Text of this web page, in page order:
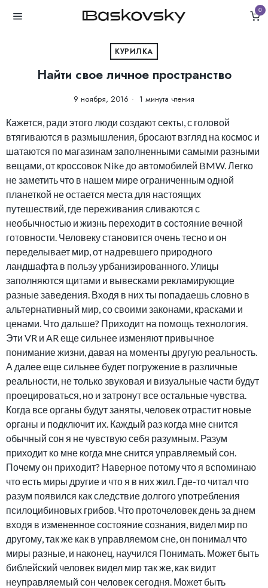
0
КУРИЛКА
Найти свое личное пространство
9 ноября, 2016 1 минута чтения
Кажется, ради этого люди создают секты, с головой
втягиваются в размышления, бросают взгляд на космос и
шатаются по магазинам заполненными самыми разными
вещами, от кроссовок Nike до автомобилей BMW. Легко
не заметить что в нашем мире ограниченным одной
планеткой не остается места для настоящих
путешествий, где переживания сливаются с
необычностью и жизнь переходит в состояние вечной
готовности. Человеку становится очень тесно и он
переделывает мир, от надревшего природного
ландшафта в пользу урбанизированного. Улицы
заполняются щитами и вывесками рекламирующие
разные заведения. Входя в них ты попадаешь словно в
альтернативный мир, со своими законами, красками и
ценами. Что дальше? Приходит на помощь технология.
Эти VR и AR еще сильнее изменяют привычное
понимание жизни, давая на моменты другую реальность.
А далее еще сильнее будет погружение в различные
реальности, не только звуковая и визуальные части будут
проецироваться, но и затронут все остальные чувства.
Когда все органы будут заняты, человек отрастит новые
органы и подключит их. Каждый раз когда мне снится
обычный сон я не чувствую себя разумным. Разум
приходит ко мне когда мне снится управляемый сон.
Почему он приходит? Наверное потому что я вспоминаю
что есть миры другие и что я в них жил. Где-то читал что
разум появился как следствие долгого употребления
псилоцибиновых грибов. Что проточеловек день за днем
входя в измененное состояние сознания, видел мир по
другому, так же как в управляемом сне, он понимал что
миры разные, и наконец, научился Понимать. Может быть
библейский человек видел мир так же, как видит
неуправляемый сон человек сегодня. Может быть